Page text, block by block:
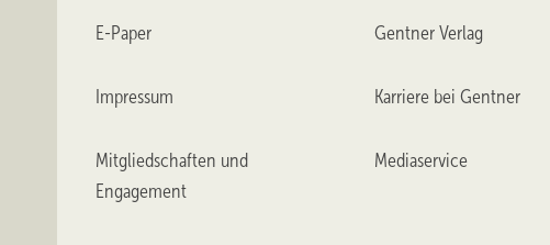
E-Paper Gentner Verlag
Impressum Karriere bei Gentner
Mitgliedschaften und
Engagement
Mediaservice